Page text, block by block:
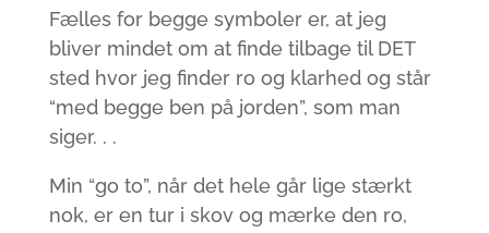
Fælles for begge symboler er, at jeg
bliver mindet om at finde tilbage til DET
sted hvor jeg finder ro og klarhed og står
“med begge ben på jorden”, som man
siger. . .
Min “go to”, når det hele går lige stærkt
nok, er en tur i skov og mærke den ro,